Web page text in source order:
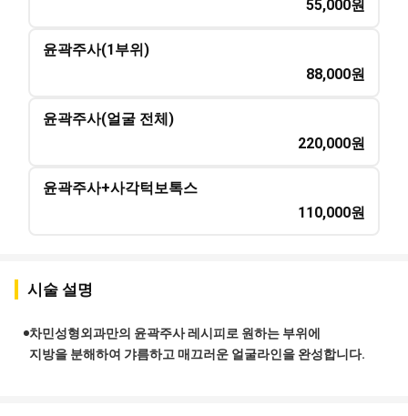
55,000원
윤곽주사(1부위)
88,000원
윤곽주사(얼굴 전체)
220,000원
윤곽주사+사각턱보톡스
110,000원
시술 설명
차민성형외과만의 윤곽주사 레시피로 원하는 부위에
지방을 분해하여 갸름하고 매끄러운 얼굴라인을 완성합니다.